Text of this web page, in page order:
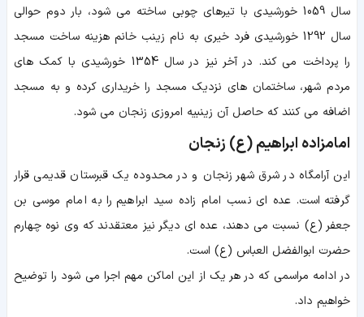
سال 1059 خورشیدی با تیرهای چوبی ساخته می شود، بار دوم حوالی
سال 1292 خورشیدی فرد خیری به نام زینب خانم هزینه ساخت مسجد
را پرداخت می کند. در آخر نیز در سال 1354 خورشیدی با کمک های
مردم شهر، ساختمان های نزدیک مسجد را خریداری کرده و به مسجد
اضافه می کنند که حاصل آن زینبیه امروزی زنجان می شود.
امامزاده ابراهیم (ع) زنجان
این آرامگاه در شرق شهر زنجان و در محدوده یک قبرستان قدیمی قرار
گرفته است. عده ای نسب امام زاده سید ابراهیم را به امام موسی بن
جعفر (ع) نسبت می دهند، عده ای دیگر نیز معتقدند که وی نوه چهارم
حضرت ابوالفضل العباس (ع) است.
در ادامه مراسمی که در هر یک از این اماکن مهم اجرا می شود را توضیح
خواهیم داد.